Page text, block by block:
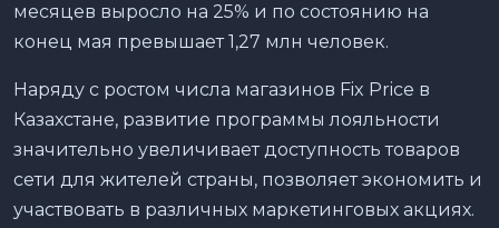
месяцев выросло на 25% и по состоянию на
конец мая превышает 1,27 млн человек.
Наряду с ростом числа магазинов Fix Price в
Казахстане, развитие программы лояльности
значительно увеличивает доступность товаров
сети для жителей страны, позволяет экономить и
участвовать в различных маркетинговых акциях.